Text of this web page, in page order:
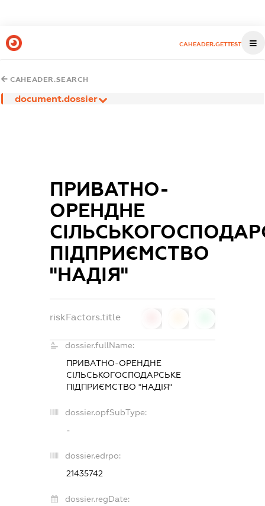
CAHEADER.GETTEST
CAHEADER.SEARCH
document.dossier
ПРИВАТНО-
ОРЕНДНЕ
ПІДПРИЄМСТВО
"НАДІЯ"
riskFactors.title
dossier.fullName:
ПРИВАТНО-ОРЕНДНЕ
СІЛЬСЬКОГОСПОДАРСЬКЕ
ПІДПРИЄМСТВО "НАДІЯ"
dossier.opfSubType:
-
dossier.edrpo:
21435742
dossier.regDate: